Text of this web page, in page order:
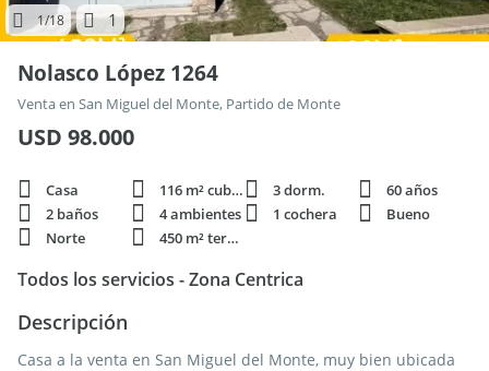
1/18 1
Nolasco López 1264
Venta en San Miguel del Monte, Partido de Monte
USD 98.000
Casa 116 m² cubie. 3 dorm.
60 años
2 baños
4 ambientes 1 cochera
Bueno
Norte
450 m² terren.
Todos los servicios - Zona Centrica
Descripción
Casa a la venta en San Miguel del Monte, muy bien ubicada